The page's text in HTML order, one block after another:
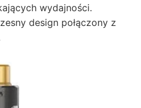
wydajności.
design połączony z